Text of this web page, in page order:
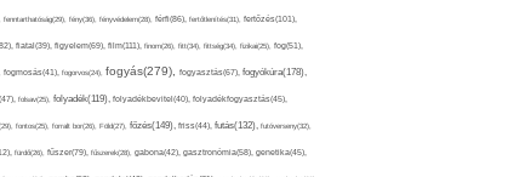
fenntarthatóság(29), fény(36), fényvédelem(28), férfi(86), fertőtlenítés(31), fertőzés(101),
fiatal(39), figyelem(69), film(111), finom(26), fitt(34), fittség(34), fizikai(25), fog(51),
fogmosás(41), fogorvos(24), fogyás(279), fogyasztás(67), fogyókúra(178),
folsav(25), folyadék(119), folyadékbevitel(40), folyadékfogyasztás(45),
fontos(25), forralt bor(26), Föld(27), főzés(149), friss(44), futás(132), futóverseny(32),
fürdő(26), fűszer(79), fűszerek(28), gabona(42), gasztronómia(58), genetika(45),